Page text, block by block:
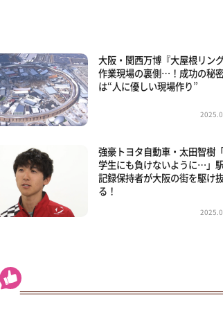
大阪・関西万博『大屋根リン
作業現場の裏側…！成功の秘
は“人に優しい現場作り”
強豪トヨタ自動車・太田智樹
学生にも負けないように…」
記録保持者が大阪の街を駆け
る！